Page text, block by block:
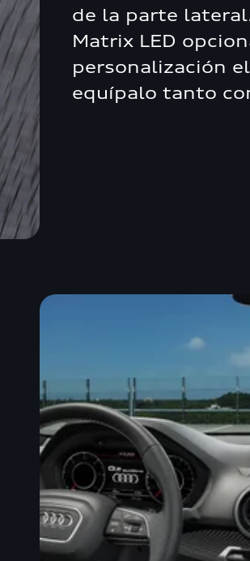
de la parte
Matrix LED
personalización
equípalo tanto